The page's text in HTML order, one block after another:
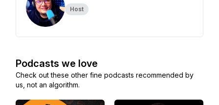
Host
Podcasts we love
Check out these other fine podcasts recommended by
us, not an algorithm.